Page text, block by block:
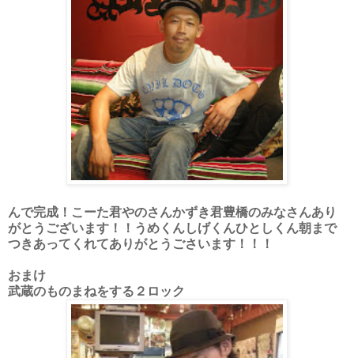
んで完成！こーた君やのさんかずき君豊橋のみなさんあり
がとうございます！！うめくんしげくんひとしくん朝まで
つきあってくれてありがとうごさいます！！！
おまけ
武蔵のものまねをする２ロック